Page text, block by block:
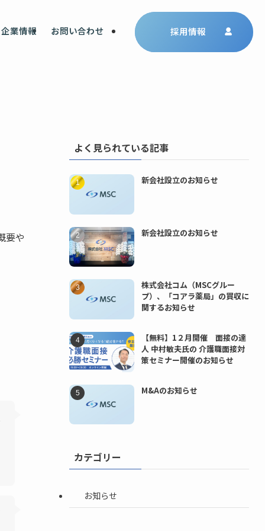
企業情報 お問い合わせ 採用情報
要や
よく見られている記事
新会社設立のお知らせ
新会社設立のお知らせ
株式会社コム（MSCグルー
プ）、「コアラ薬局」の買収に
関するお知らせ
【無料】1２月開催 面接の達
人 中村敏夫氏の 介護職面接対
策セミナー開催のお知らせ
M&Aのお知らせ
カテゴリー
お知らせ